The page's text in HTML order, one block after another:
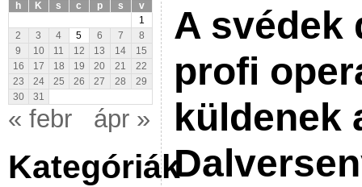
h
K s c p s
v
1
2
3 4 5 6 7
8
9
10 11 12 13 14
15
16
17 18 19 20 21
22
23
24 25 26 27 28
29
30
31
« febr ápr »
Kategóriák
A svédek
profi
küldenek